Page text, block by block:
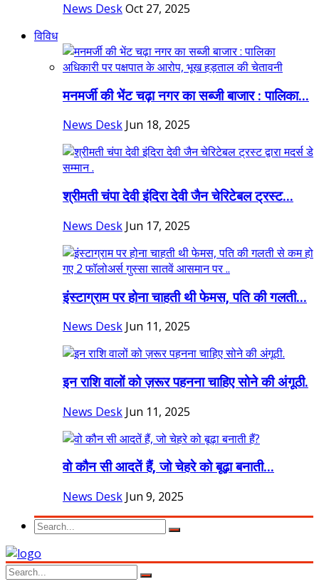
News DeskOct 27, 2025
विविध
मनमर्जी की भेंट चढ़ा नगर का सब्जी बाजार : पालिका...
News Desk Jun 18, 2025
श्रीमती चंपा देवी इंदिरा देवी जैन चेरिटेबल ट्रस्ट...
News Desk Jun 17, 2025
इंस्टाग्राम पर होना चाहती थी फेमस, पति की गलती...
News Desk Jun 11, 2025
इन राशि वालों को ज़रूर पहनना चाहिए सोने की अंगूठी.
News Desk Jun 11, 2025
वो कौन सी आदतें हैं, जो चेहरे को बूढ़ा बनाती...
News Desk Jun 9, 2025